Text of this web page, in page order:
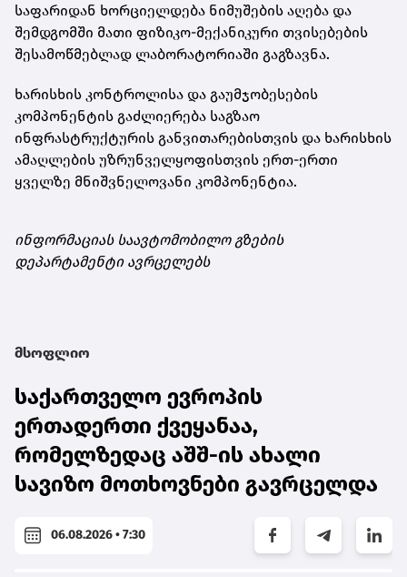
საფარიდან ხორციელდება ნიმუშების აღება და
შემდგომში მათი ფიზიკო-მექანიკური თვისებების
შესამოწმებლად ლაბორატორიაში გაგზავნა.
ხარისხის კონტროლისა და გაუმჯობესების
კომპონენტის გაძლიერება საგზაო
ინფრასტრუქტურის განვითარებისთვის და ხარისხის
ამაღლების უზრუნველყოფისთვის ერთ-ერთი
ყველზე მნიშვნელოვანი კომპონენტია.
ინფორმაციას საავტომობილო გზების
დეპარტამენტი ავრცელებს
მსოფლიო
საქართველო ევროპის
ერთადერთი ქვეყანაა,
რომელზედაც აშშ-ის ახალი
სავიზო მოთხოვნები გავრცელდა
06.08.2026 • 7:30